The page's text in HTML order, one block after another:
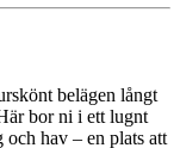
belägen långt
bor ni i ett lugnt
och hav – en plats att